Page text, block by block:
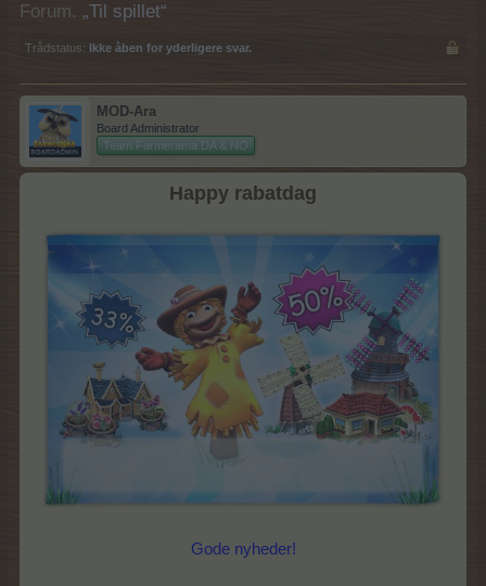
Forum. „Til spillet“
Trådstatus: Ikke åben for yderligere svar.
MOD-Ara
Board Administrator
Team Farmerama DA & NO
Happy rabatdag
Gode nyheder!